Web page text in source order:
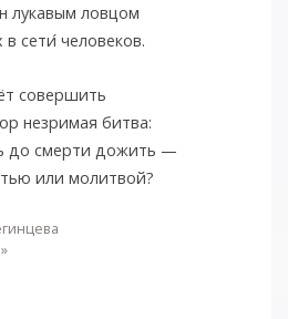
лукавым ловцом
в сетичеловеков.
совершить
незримая битва:
до смерти дожить —
или молитвой?